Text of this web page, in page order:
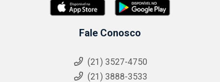
Fale Conosco
(21) 3527-4750
(21) 3888-3533